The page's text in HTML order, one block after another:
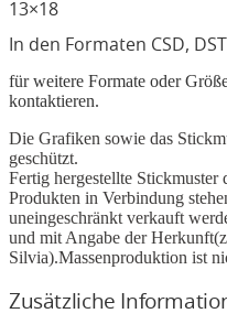
13×18
In den Formaten CSD,
für weitere Formate oder
kontaktieren.
Die Grafiken sowie das
geschützt.
Fertig hergestellte Stickmuster
Produkten in Verbindung
uneingeschränkt verkauft
und mit Angabe der
Silvia).Massenproduktion ist
Zusätzliche